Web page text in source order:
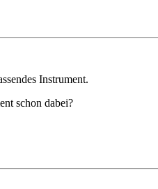
Instrument.
schon dabei?